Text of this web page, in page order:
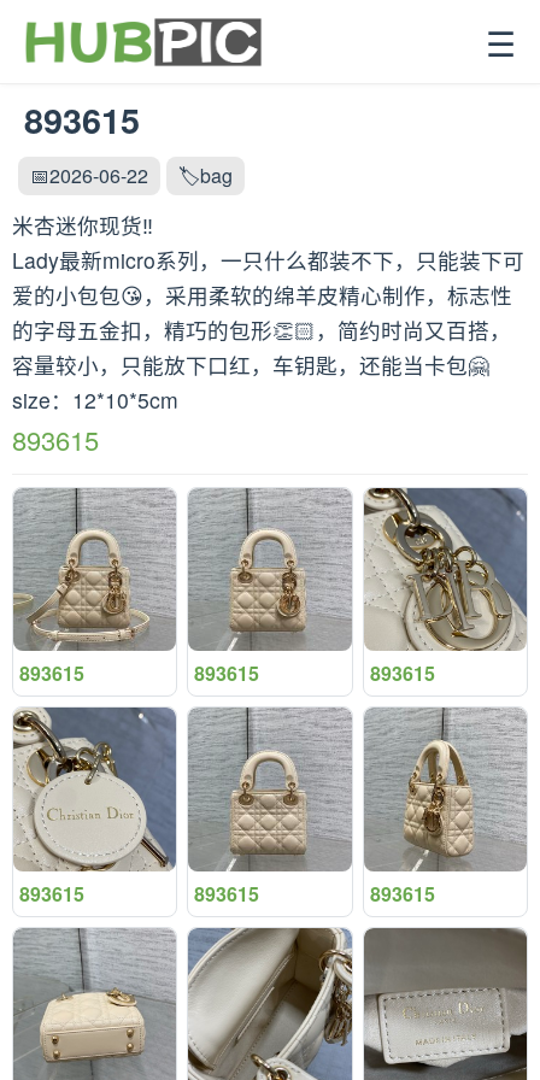
☰
893615
📅2026-06-22 🏷️bag
米杏迷你现货‼️
Lady最新micro系列，一只什么都装不下，只能装下可
爱的小包包😘，采用柔软的绵羊皮精心制作，标志性
的字母五金扣，精巧的包形👏🏻，简约时尚又百搭，
容量较小，只能放下口红，车钥匙，还能当卡包🤗
size：12*10*5cm
893615
893615 893615 893615
893615 893615 893615